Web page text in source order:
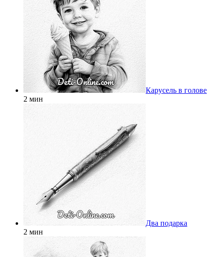
Карусель в голове
2 мин
Два подарка
2 мин